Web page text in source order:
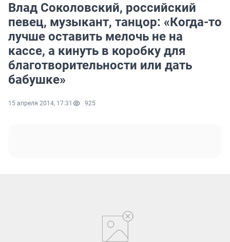
Влад Соколовский, российский
певец, музыкант, танцор: «Когда-то
лучше оставить мелочь не на
кассе, а кинуть в коробку для
благотворительности или дать
бабушке»
15 апреля 2014, 17:31 925